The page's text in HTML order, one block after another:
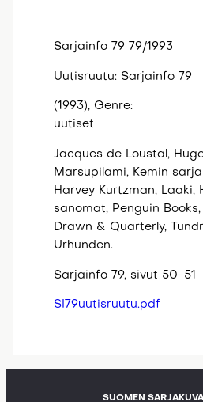
Sarjainfo 79 79/1993
Uutisruutu: Sarjainfo 79
(1993), Genre:
uutiset
Jacques de Loustal,
Marsupilami, Kemin
Harvey Kurtzman, Laaki,
sanomat, Penguin
Drawn & Quarterly,
Urhunden.
Sarjainfo 79, sivut 50-51
SI79uutisruutu.pdf
SUOMEN